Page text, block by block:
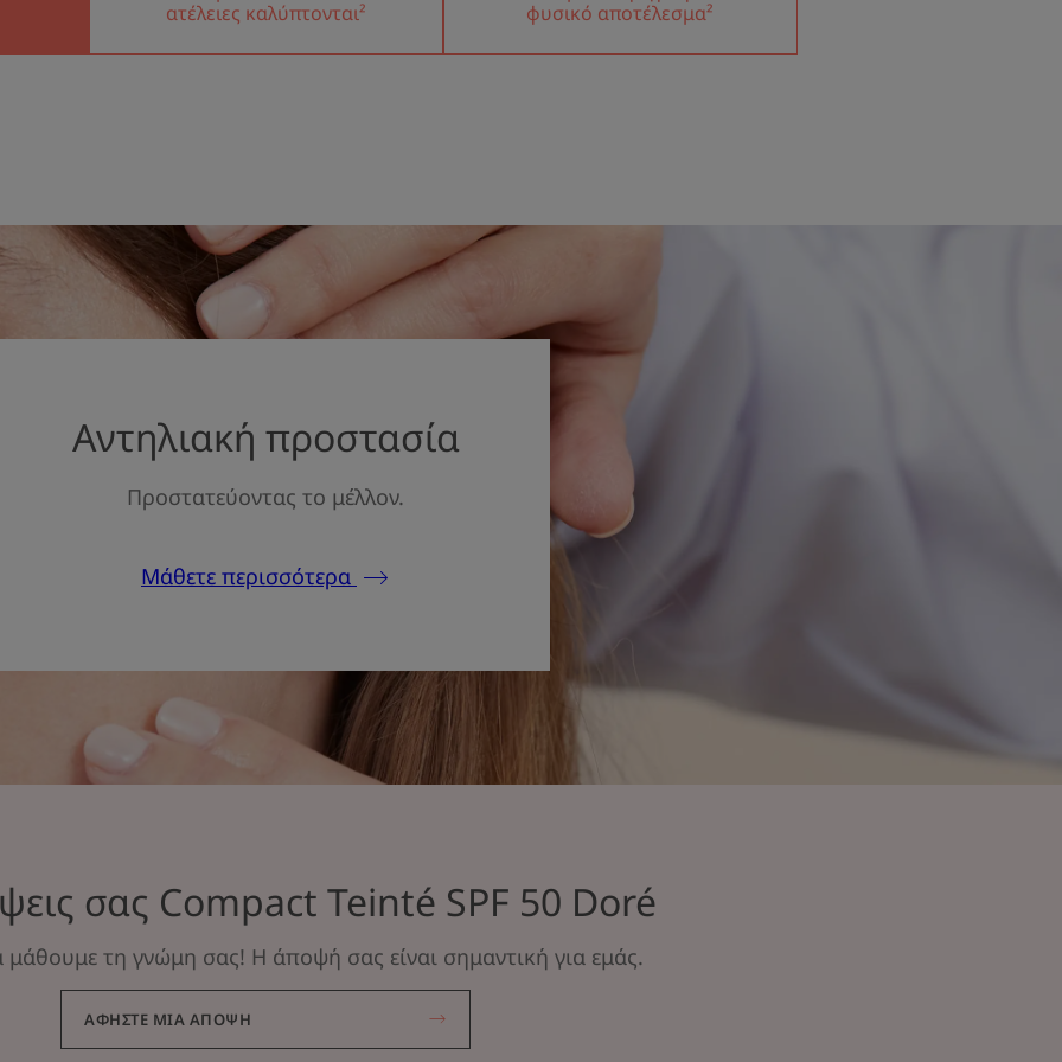
ατέλειες καλύπτονται²
φυσικό αποτέλεσμα²
Αντηλιακή προστασία
Προστατεύοντας το μέλλον.
Μάθετε περισσότερα
σας Compact Teinté SPF 50 Doré
μάθουμε τη γνώμη σας! Η άποψή σας είναι σημαντική για εμάς.
ΑΦΉΣΤΕ ΜΙΑ ΆΠΟΨΗ